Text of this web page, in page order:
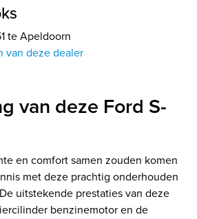
te Apeldoorn
van deze dealer
van deze Ford S-
en comfort samen zouden komen
met deze prachtig onderhouden
uitstekende prestaties van deze
benzinemotor en de